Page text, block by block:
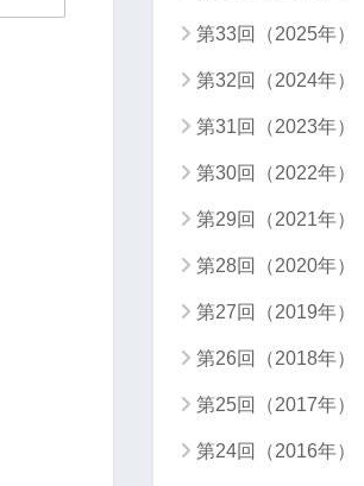
第33回（2025年）
第32回（2024年）
第31回（2023年）
第30回（2022年）
第29回（2021年）
第28回（2020年）
第27回（2019年）
第26回（2018年）
第25回（2017年）
第24回（2016年）